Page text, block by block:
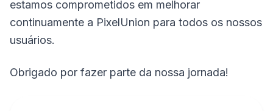
estamos comprometidos em melhorar
continuamente a PixelUnion para todos os nossos
usuários.
Obrigado por fazer parte da nossa jornada!